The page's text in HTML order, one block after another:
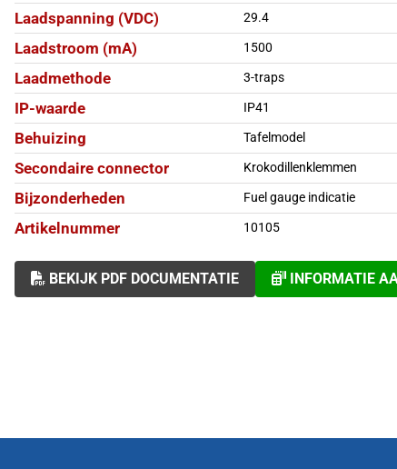
Laadspanning (VDC) 29.4
Laadstroom (mA) 1500
Laadmethode 3-traps
IP-waarde IP41
Behuizing Tafelmodel
Secondaire connector Krokodillenklemmen
Bijzonderheden Fuel gauge indicatie
Artikelnummer 10105
BEKIJK PDF DOCUMENTATIE INFORMATIE